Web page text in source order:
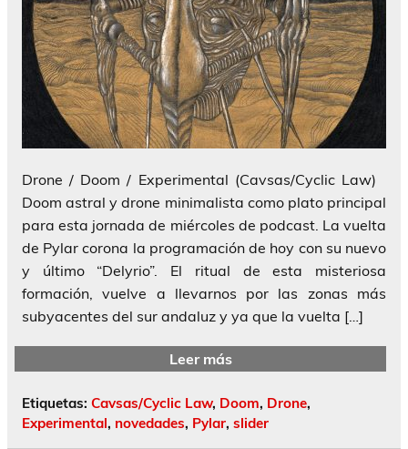
Drone / Doom / Experimental (Cavsas/Cyclic Law)
Doom astral y drone minimalista como plato principal
para esta jornada de miércoles de podcast. La vuelta
de Pylar corona la programación de hoy con su nuevo
y último “Delyrio”. El ritual de esta misteriosa
formación, vuelve a llevarnos por las zonas más
subyacentes del sur andaluz y ya que la vuelta […]
Leer más
Etiquetas: Cavsas/Cyclic Law, Doom, Drone,
Experimental, novedades, Pylar, slider